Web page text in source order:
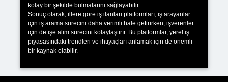
kolay bir şekilde bulmalarını sağlayabilir.
Sonuç olarak, illere göre iş ilanları platformları, iş arayanlar
için iş arama sürecini daha verimli hale getirirken, işverenler
için de işe alım sürecini kolaylaştırır. Bu platformlar, yerel iş
piyasasındaki trendleri ve ihtiyaçları anlamak için de önemli
bir kaynak olabilir.